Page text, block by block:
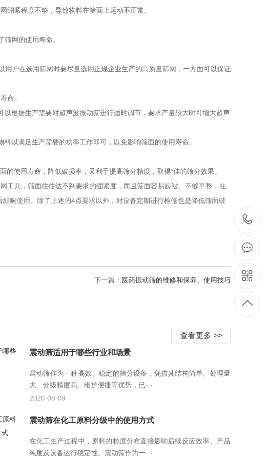
紧程度不够，导致物料在筛面上运动不正常。
网的使用寿命。
户在选用筛网时要尽量选用正规企业生产的高质量筛网，一方面可以保证
命。
根据生产需要对超声波振动筛进行适时调节，要求产量较大时可增大超声
以满足生产需要的功率工作即可，以免影响筛面的使用寿命。
使用寿命，降低破损率，又利于提高筛分精度，取得*佳的筛分效果。
工具，筛面往往达不到要求的绷紧度，而且筛面容易起皱、不够平整，在
响使用。除了上述的4点要求以外，对设备定期进行检修也是降低筛面破
下一篇： 医药振动筛的维修和保养、使用技巧
查看更多 >>
震动筛适用于哪些行业和场景
震动筛作为一种高效、稳定的筛分设备，凭借其结构简单、处理量
大、分级精度高、维护便捷等优势，已···
2026-08-08
震动筛在化工原料分级中的使用方式
在化工生产过程中，原料的粒度分布直接影响后续反应效率、产品
纯度及设备运行稳定性。震动筛作为一···